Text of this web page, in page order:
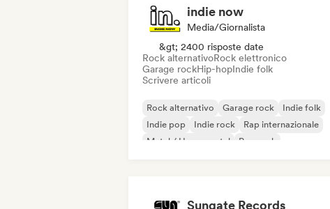
indie now
Media/Giornalista
&gt; 2400 risposte date
Rock alternativoRock elettronico
Garage rockHip-hopIndie folk
Scrivere articoli
Rock alternativo Garage rock
Indie folk
Indie pop
Indie rock
Rap internazionale
Metal / Heavy metal
Pop rock
Sungate Records